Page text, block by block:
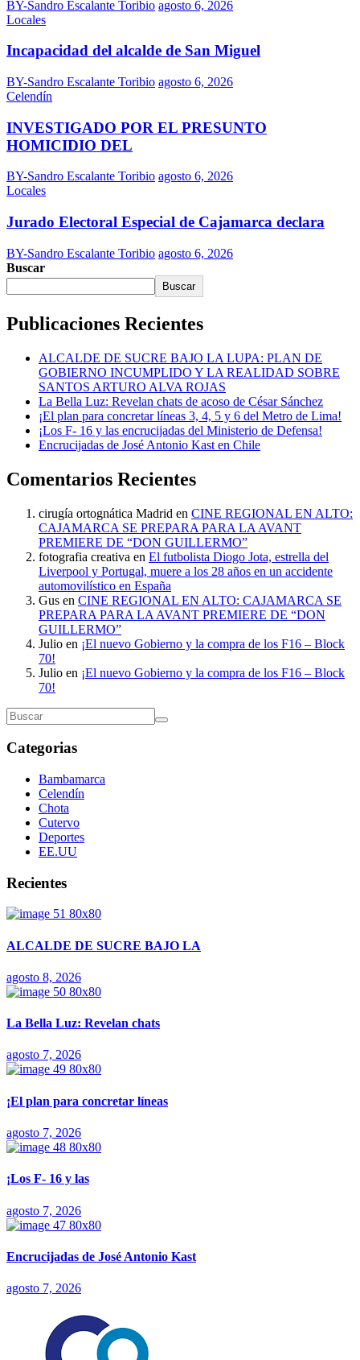
BY-Sandro Escalante Toribio agosto 6, 2026
Locales
Incapacidad del alcalde de San Miguel
BY-Sandro Escalante Toribio agosto 6, 2026
Celendín
INVESTIGADO POR EL PRESUNTO
HOMICIDIO DEL
BY-Sandro Escalante Toribio agosto 6, 2026
Locales
Jurado Electoral Especial de Cajamarca declara
BY-Sandro Escalante Toribio agosto 6, 2026
Buscar
Buscar
Publicaciones Recientes
ALCALDE DE SUCRE BAJO LA LUPA: PLAN DE
GOBIERNO INCUMPLIDO Y LA REALIDAD SOBRE
SANTOS ARTURO ALVA ROJAS
La Bella Luz: Revelan chats de acoso de César Sánchez
¡El plan para concretar líneas 3, 4, 5 y 6 del Metro de Lima!
¡Los F- 16 y las encrucijadas del Ministerio de Defensa!
Encrucijadas de José Antonio Kast en Chile
Comentarios Recientes
cirugía ortognática Madrid en CINE REGIONAL EN ALTO:
CAJAMARCA SE PREPARA PARA LA AVANT
PREMIERE DE “DON GUILLERMO”
fotografia creativa en El futbolista Diogo Jota, estrella del
Liverpool y Portugal, muere a los 28 años en un accidente
automovilístico en España
Gus en CINE REGIONAL EN ALTO: CAJAMARCA SE
PREPARA PARA LA AVANT PREMIERE DE “DON
GUILLERMO”
Julio en ¡El nuevo Gobierno y la compra de los F16 – Block
70!
Julio en ¡El nuevo Gobierno y la compra de los F16 – Block
70!
Categorias
Bambamarca
Celendín
Chota
Cutervo
Deportes
EE.UU
Recientes
ALCALDE DE SUCRE BAJO LA
agosto 8, 2026
La Bella Luz: Revelan chats
agosto 7, 2026
¡El plan para concretar líneas
agosto 7, 2026
¡Los F- 16 y las
agosto 7, 2026
Encrucijadas de José Antonio Kast
agosto 7, 2026